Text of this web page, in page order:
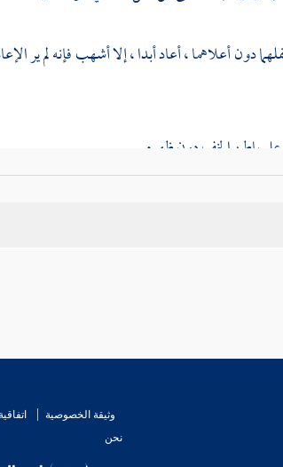
أشهبفإنه لم ير
: أنه كان يمسح أعلاهما وأسفلهما .
وثيقة الخصوصية
نحن